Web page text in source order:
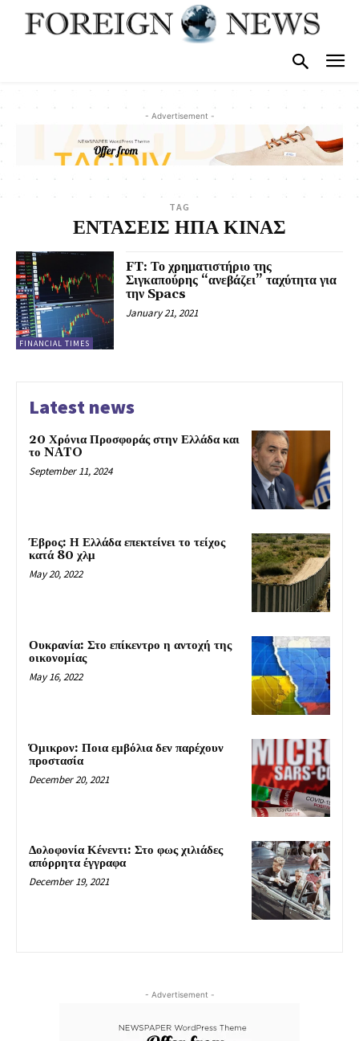
- Advertisement -
TAG
ΕΝΤΑΣΕΙΣ ΗΠΑ ΚΙΝΑΣ
FINANCIAL TIMES
FT: Το χρηματιστήριο της
Σιγκαπούρης “ανεβάζει” ταχύτητα για
την Spacs
January 21, 2021
Latest news
20 Χρόνια Προσφοράς στην Ελλάδα και
το NATO
September 11, 2024
Έβρος: Η Ελλάδα επεκτείνει το τείχος
κατά 80 χλμ
May 20, 2022
Ουκρανία: Στο επίκεντρο η αντοχή της
οικονομίας
May 16, 2022
Όμικρον: Ποια εμβόλια δεν παρέχουν
προστασία
December 20, 2021
Δολοφονία Κένεντι: Στο φως χιλιάδες
απόρρητα έγγραφα
December 19, 2021
- Advertisement -